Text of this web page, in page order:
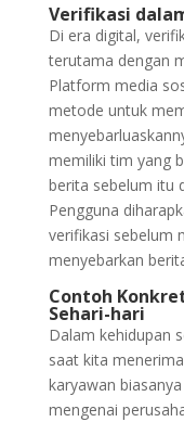
Verifikasi
Di era digital,
terutama dengan
Platform media
metode untuk
memiliki tim yang
berita sebelum itu
Pengguna
verifikasi sebelum
menyebarkan
Contoh
Sehari-hari
Dalam kehidupan
saat kita
karyawan
mengenai